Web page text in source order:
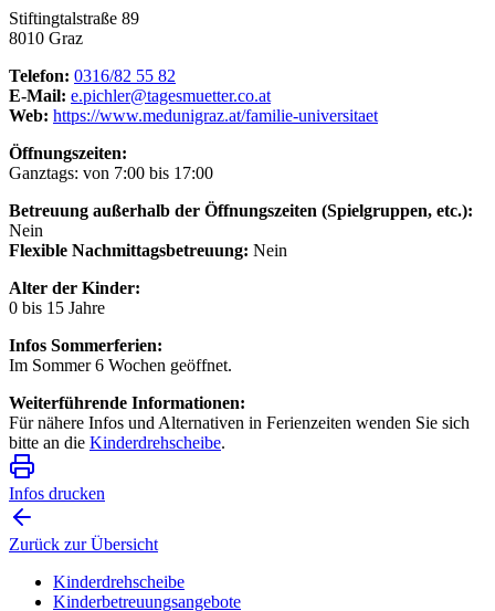
Stiftingtalstraße 89
8010 Graz
Telefon: 0316/82 55 82
E-Mail: e.pichler@tagesmuetter.co.at
Web: https://www.medunigraz.at/familie-universitaet
Öffnungszeiten:
Ganztags: von 7:00 bis 17:00
Betreuung außerhalb der Öffnungszeiten (Spielgruppen, etc.):
Nein
Flexible Nachmittagsbetreuung: Nein
Alter der Kinder:
0 bis 15 Jahre
Infos Sommerferien:
Im Sommer 6 Wochen geöffnet.
Weiterführende Informationen:
Für nähere Infos und Alternativen in Ferienzeiten wenden Sie sich
bitte an die Kinderdrehscheibe.
Infos drucken
Zurück zur Übersicht
Kinderdrehscheibe
Kinderbetreuungs­angebote